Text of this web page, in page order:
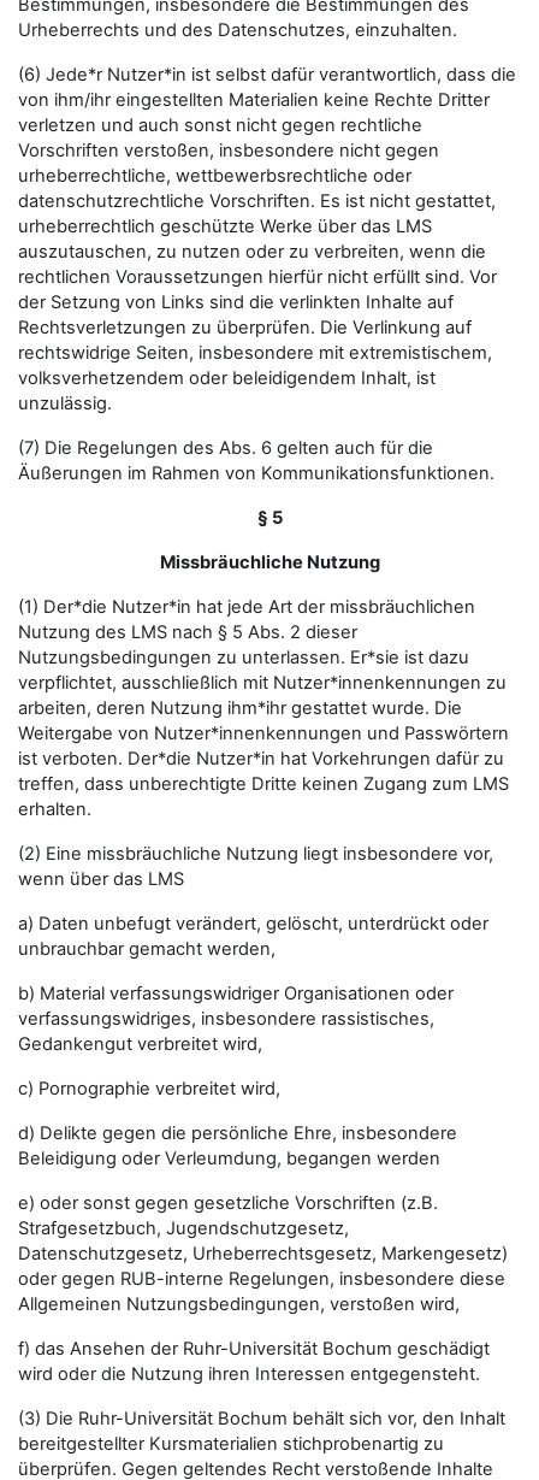
Bestimmungen, insbesondere die Bestimmungen des
Urheberrechts und des Datenschutzes, einzuhalten.
(6) Jede*r Nutzer*in ist selbst dafür verantwortlich, dass die
von ihm/ihr eingestellten Materialien keine Rechte Dritter
verletzen und auch sonst nicht gegen rechtliche
Vorschriften verstoßen, insbesondere nicht gegen
urheberrechtliche, wettbewerbsrechtliche oder
datenschutzrechtliche Vorschriften. Es ist nicht gestattet,
urheberrechtlich geschützte Werke über das LMS
auszutauschen, zu nutzen oder zu verbreiten, wenn die
rechtlichen Voraussetzungen hierfür nicht erfüllt sind. Vor
der Setzung von Links sind die verlinkten Inhalte auf
Rechtsverletzungen zu überprüfen. Die Verlinkung auf
rechtswidrige Seiten, insbesondere mit extremistischem,
volksverhetzendem oder beleidigendem Inhalt, ist
unzulässig.
(7) Die Regelungen des Abs. 6 gelten auch für die
Äußerungen im Rahmen von Kommunikationsfunktionen.
§ 5
Missbräuchliche Nutzung
(1) Der*die Nutzer*in hat jede Art der missbräuchlichen
Nutzung des LMS nach § 5 Abs. 2 dieser
Nutzungsbedingungen zu unterlassen. Er*sie ist dazu
verpflichtet, ausschließlich mit Nutzer*innenkennungen zu
arbeiten, deren Nutzung ihm*ihr gestattet wurde. Die
Weitergabe von Nutzer*innenkennungen und Passwörtern
ist verboten. Der*die Nutzer*in hat Vorkehrungen dafür zu
treffen, dass unberechtigte Dritte keinen Zugang zum LMS
erhalten.
(2) Eine missbräuchliche Nutzung liegt insbesondere vor,
wenn über das LMS
a) Daten unbefugt verändert, gelöscht, unterdrückt oder
unbrauchbar gemacht werden,
b) Material verfassungswidriger Organisationen oder
verfassungswidriges, insbesondere rassistisches,
Gedankengut verbreitet wird,
c) Pornographie verbreitet wird,
d) Delikte gegen die persönliche Ehre, insbesondere
Beleidigung oder Verleumdung, begangen werden
e) oder sonst gegen gesetzliche Vorschriften (z.B.
Strafgesetzbuch, Jugendschutzgesetz,
Datenschutzgesetz, Urheberrechtsgesetz, Markengesetz)
oder gegen RUB-interne Regelungen, insbesondere diese
Allgemeinen Nutzungsbedingungen, verstoßen wird,
f) das Ansehen der Ruhr-Universität Bochum geschädigt
wird oder die Nutzung ihren Interessen entgegensteht.
(3) Die Ruhr-Universität Bochum behält sich vor, den Inhalt
bereitgestellter Kursmaterialien stichprobenartig zu
überprüfen. Gegen geltendes Recht verstoßende Inhalte